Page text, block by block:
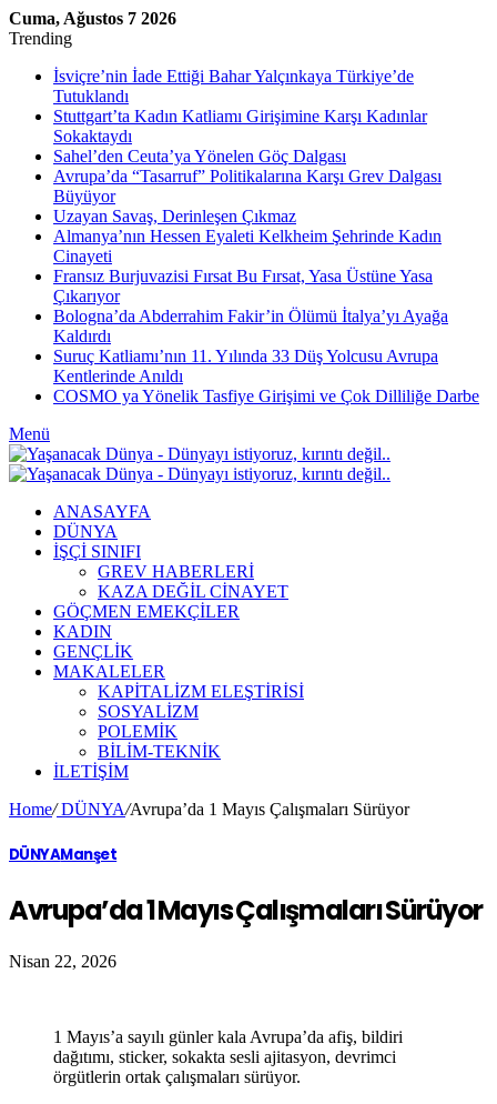
Cuma, Ağustos 7 2026
Trending
İsviçre’nin İade Ettiği Bahar Yalçınkaya Türkiye’de
Tutuklandı
Stuttgart’ta Kadın Katliamı Girişimine Karşı Kadınlar
Sokaktaydı
Sahel’den Ceuta’ya Yönelen Göç Dalgası
Avrupa’da “Tasarruf” Politikalarına Karşı Grev Dalgası
Büyüyor
Uzayan Savaş, Derinleşen Çıkmaz
Almanya’nın Hessen Eyaleti Kelkheim Şehrinde Kadın
Cinayeti
Fransız Burjuvazisi Fırsat Bu Fırsat, Yasa Üstüne Yasa
Çıkarıyor
Bologna’da Abderrahim Fakir’in Ölümü İtalya’yı Ayağa
Kaldırdı
Suruç Katliamı’nın 11. Yılında 33 Düş Yolcusu Avrupa
Kentlerinde Anıldı
COSMO ya Yönelik Tasfiye Girişimi ve Çok Dilliliğe Darbe
Menü
ANASAYFA
DÜNYA
İŞÇİ SINIFI
GREV HABERLERİ
KAZA DEĞİL CİNAYET
GÖÇMEN EMEKÇİLER
KADIN
GENÇLİK
MAKALELER
KAPİTALİZM ELEŞTİRİSİ
SOSYALİZM
POLEMİK
BİLİM-TEKNİK
ILETIŞIM
Home/DÜNYA/Avrupa’da 1 Mayıs Çalışmaları Sürüyor
DÜNYAManşet
Avrupa’da 1 Mayıs Çalışmaları Sürüyor
Nisan 22, 2026
1 Mayıs’a sayılı günler kala Avrupa’da afiş, bildiri
dağıtımı, sticker, sokakta sesli ajitasyon, devrimci
örgütlerin ortak çalışmaları sürüyor.